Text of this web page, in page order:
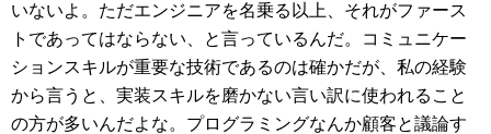
いないよ。ただエンジニアを名乗る以上、それがファース
トであってはならない、と言っているんだ。コミュニケー
ションスキルが重要な技術であるのは確かだが、私の経験
から言うと、実装スキルを磨かない言い訳に使われること
の方が多いんだよな。プログラミングなんか顧客と議論す